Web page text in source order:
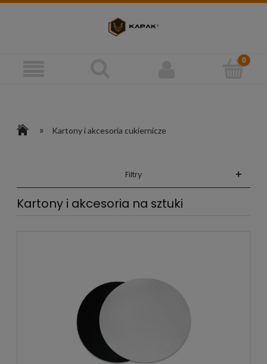
» Kartony i akcesoria cukiernicze
Filtry +
Kartony i akcesoria na sztuki